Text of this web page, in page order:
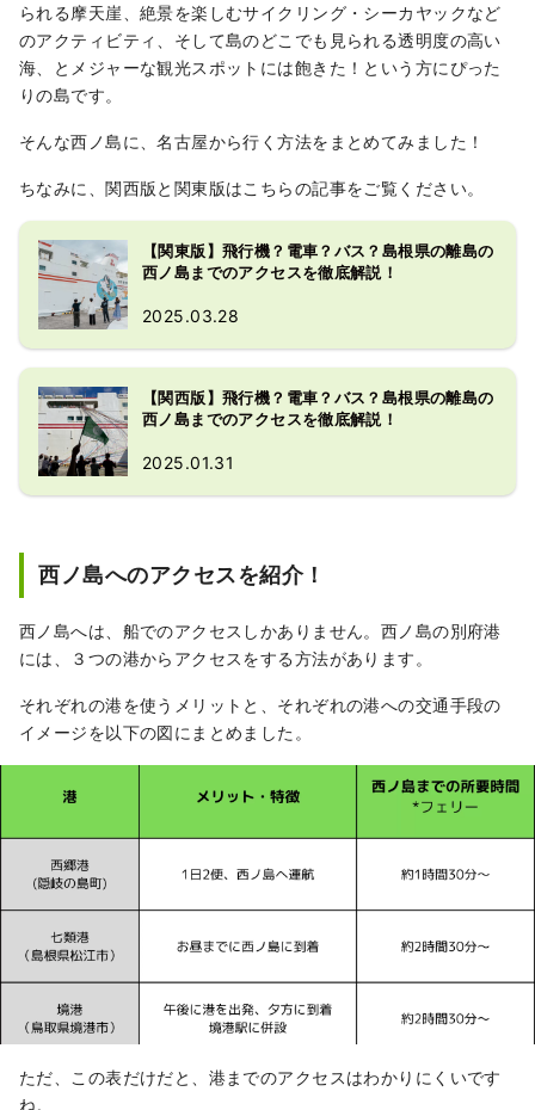
られる摩天崖、絶景を楽しむサイクリング・シーカヤックなど
のアクティビティ、そして島のどこでも見られる透明度の高い
海、とメジャーな観光スポットには飽きた！という方にぴった
りの島です。
そんな西ノ島に、名古屋から行く方法をまとめてみました！
ちなみに、関西版と関東版はこちらの記事をご覧ください。
【関東版】飛行機？電車？バス？島根県の離島の
西ノ島までのアクセスを徹底解説！
2025.03.28
【関西版】飛行機？電車？バス？島根県の離島の
西ノ島までのアクセスを徹底解説！
2025.01.31
西ノ島へのアクセスを紹介！
西ノ島へは、船でのアクセスしかありません。西ノ島の別府港
には、３つの港からアクセスをする方法があります。
それぞれの港を使うメリットと、それぞれの港への交通手段の
イメージを以下の図にまとめました。
ただ、この表だけだと、港までのアクセスはわかりにくいです
ね。